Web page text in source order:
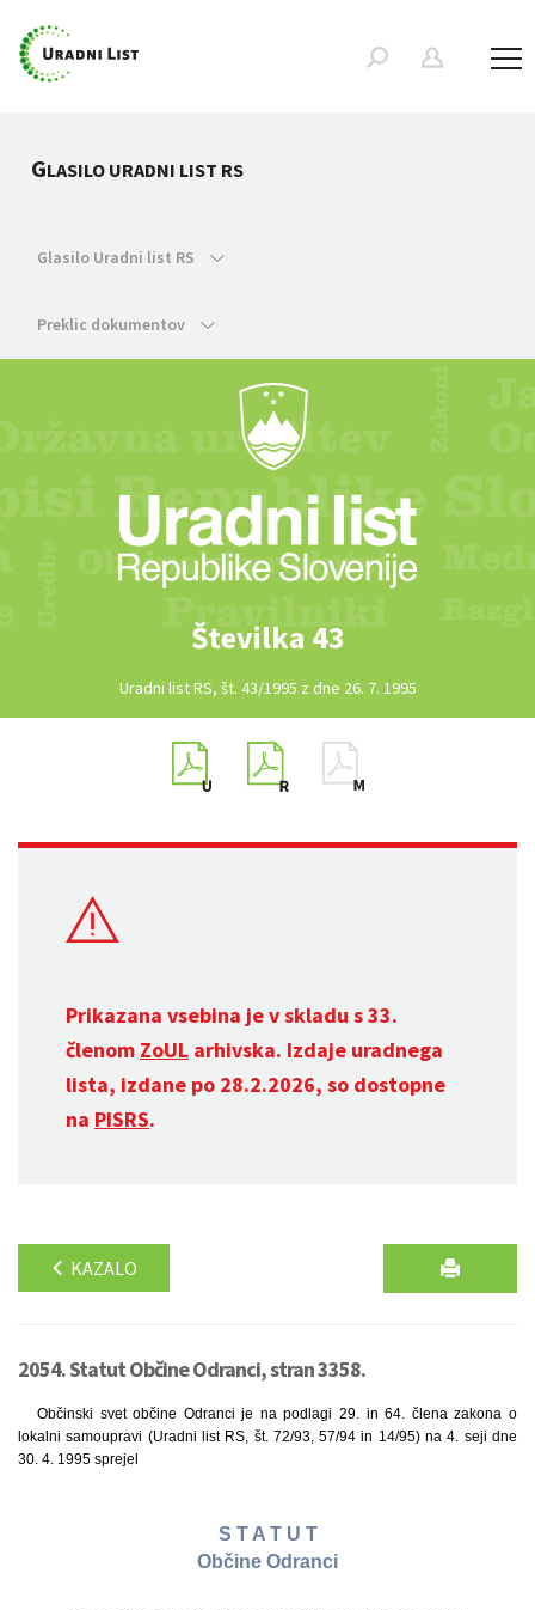
GLASILO URADNI LIST RS
Glasilo Uradni list RS
Preklic dokumentov
Številka 43
Uradni list RS, št. 43/1995 z dne 26. 7. 1995
Prikazana vsebina je v skladu s 33.
členom ZoUL arhivska. Izdaje uradnega
lista, izdane po 28.2.2026, so dostopne
na PISRS.
KAZALO
2054. Statut Občine Odranci, stran 3358.
Občinski svet občine Odranci je na podlagi 29. in 64. člena zakona o
lokalni samoupravi (Uradni list RS, št. 72/93, 57/94 in 14/95) na 4. seji dne
30. 4. 1995 sprejel
S T A T U T
Občine Odranci